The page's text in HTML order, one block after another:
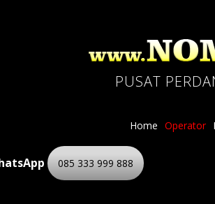
PUSAT
Home Operator
085 333 999 888